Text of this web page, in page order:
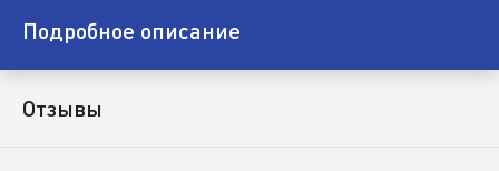
Подробное описание
Отзывы